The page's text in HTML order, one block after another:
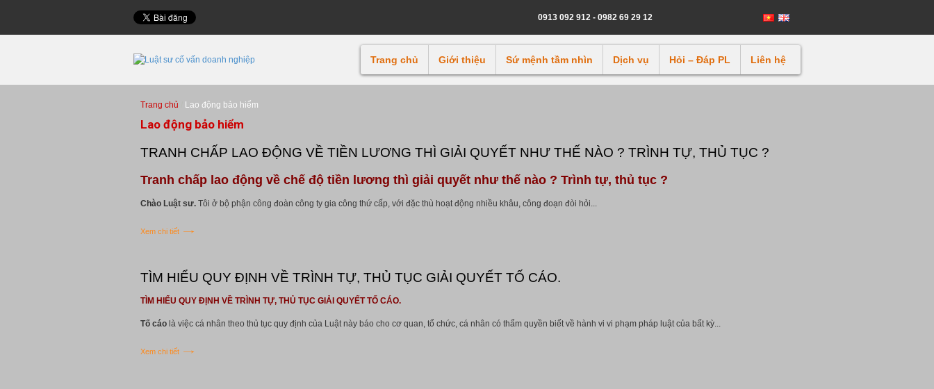
0913 092 912 - 0982 69 29 12
Trang chủ Giới thiệu Sứ mệnh tầm nhìn Dịch vụ Hỏi – Đáp PL Liên hệ
Trang chủ Lao động bảo hiểm
Lao động bảo hiểm
TRANH CHẤP LAO ĐỘNG VỀ TIỀN LƯƠNG THÌ GIẢI QUYẾT NHƯ THẾ NÀO ? TRÌNH TỰ, THỦ TỤC ?
Tranh chấp lao động về chế độ tiền lương thì giải quyết như thế nào ? Trình tự, thủ tục ?
Chào Luật sư. Tôi ở bộ phận công đoàn công ty gia công thứ cấp, với đặc thù hoạt động nhiều khâu, công đoạn đòi hỏi...
Xem chi tiết
TÌM HIỂU QUY ĐỊNH VỀ TRÌNH TỰ, THỦ TỤC GIẢI QUYẾT TỐ CÁO.
TÌM HIỂU QUY ĐỊNH VỀ TRÌNH TỰ, THỦ TỤC GIẢI QUYẾT TỐ CÁO.
Tố cáo là việc cá nhân theo thủ tục quy định của Luật này báo cho cơ quan, tổ chức, cá nhân có thẩm quyền biết về hành vi vi phạm pháp luật của bất kỳ...
Xem chi tiết